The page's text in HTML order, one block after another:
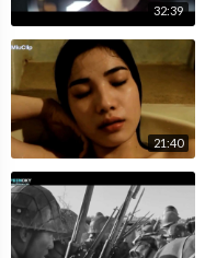
32:39
21:40